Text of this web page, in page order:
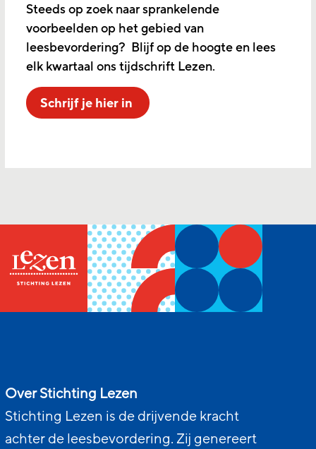
Steeds op zoek naar sprankelende
voorbeelden op het gebied van
leesbevordering? Blijf op de hoogte en lees
elk kwartaal ons tijdschrift Lezen.
Schrijf je hier in
Over Stichting Lezen
Stichting Lezen is de drijvende kracht
achter de leesbevordering. Zij genereert